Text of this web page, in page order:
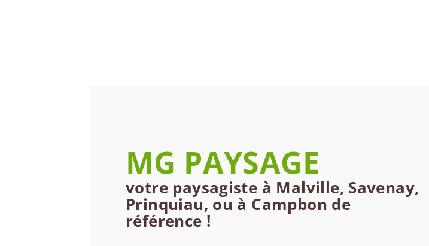
MG PAYSAGE
votre paysagiste à Malville, Savenay,
Prinquiau, ou à Campbon de
référence !